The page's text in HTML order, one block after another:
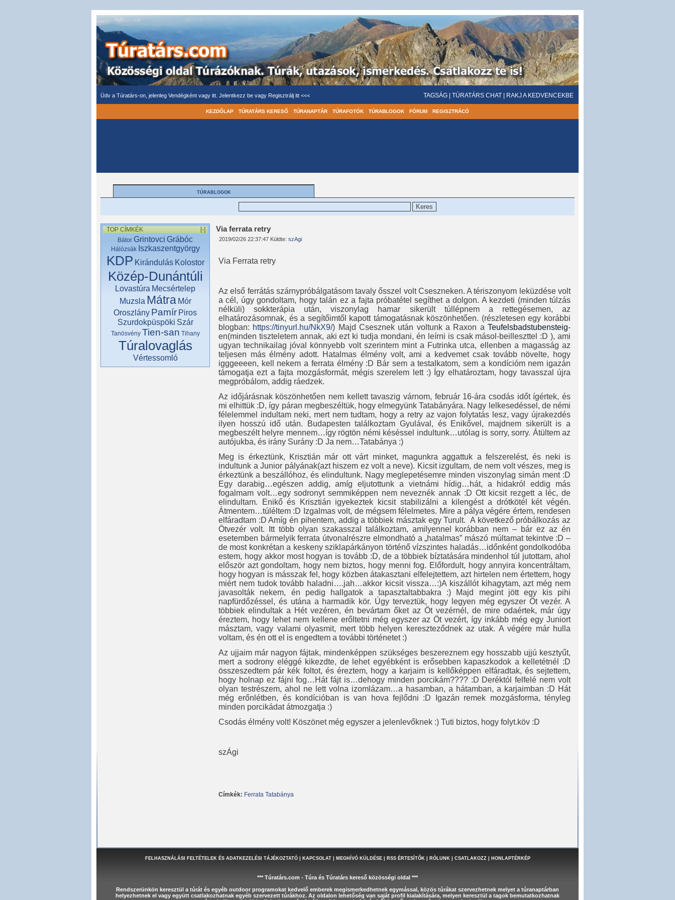
Üdv a Túratárs-on, jelenleg Vendégként vagy itt. Jelentkezz be vagy Regisztrálj itt <<< TAGSÁG TÚRATÁRS CHAT RAKJ A KEDVENCEKBE
KEZDŐLAP TÚRATÁRS KERESŐ TÚRANAPTÁR TÚRAFOTÓK TÚRABLOGOK FÓRUM REGISZTRÁCÓ
TÚRABLOGOK
TOP CÍMKÉK
[-]
Bátor Grintovci Grábóc
Hálózsák Iszkaszentgyörgy
KDP Kirándulás Kolostor
Közép-Dunántúli
Lovastúra Mecsértelep
Muzsla Mátra Mór
Oroszlány Pamír Piros
Szurdokpüspöki Szár
Tanösvény Tien-san Tihany
Túralovaglás
Vértessomló
Via ferrata retry
2019/02/26 22:37:47 Küldte: szAgi
Via Ferrata retry
Az első ferrátás szárnypróbálgatásom tavaly ősszel volt Cseszneken. A tériszonyom leküzdése volt
a cél, úgy gondoltam, hogy talán ez a fajta próbatétel segíthet a dolgon. A kezdeti (minden túlzás
nélküli) sokkterápia után, viszonylag hamar sikerült túllépnem a rettegésemen, az
elhatározásomnak, és a segítőimtől kapott támogatásnak köszönhetően. (részletesen egy korábbi
blogban: https://tinyurl.hu/NkX9/) Majd Csesznek után voltunk a Raxon aTeufelsbadstubensteig-
en(minden tiszteletem annak, aki ezt ki tudja mondani, én leírni is csak másol-beilleszttel :D ), ami
ugyan technikailag jóval könnyebb volt szerintem mint a Futrinka utca, ellenben a magasság az
teljesen más élmény adott. Hatalmas élmény volt, ami a kedvemet csak tovább növelte, hogy
igggeeeen, kell nekem a ferrata élmény :D Bár sem a testalkatom, sem a kondícióm nem igazán
támogatja ezt a fajta mozgásformát, mégis szerelem lett :) Így elhatároztam, hogy tavasszal újra
megpróbálom, addig ráedzek.
Az időjárásnak köszönhetően nem kellett tavaszig várnom, február 16-ára csodás időt ígértek, és
mi elhittük :D, így páran megbeszéltük, hogy elmegyünk Tatabányára. Nagy lelkesedéssel, de némi
félelemmel indultam neki, mert nem tudtam, hogy a retry az vajon folytatás lesz, vagy újrakezdés
ilyen hosszú idő után. Budapesten találkoztam Gyulával, és Enikővel, majdnem sikerült is a
megbeszélt helyre mennem…így rögtön némi késéssel indultunk…utólag is sorry, sorry. Átültem az
autójukba, és irány Surány :D Ja nem…Tatabánya :)
Meg is érkeztünk, Krisztián már ott várt minket, magunkra aggattuk a felszerelést, és neki is
indultunk a Junior pályának(azt hiszem ez volt a neve). Kicsit izgultam, de nem volt vészes, meg is
érkeztünk a beszállóhoz, és elindultunk. Nagy meglepetésemre minden viszonylag simán ment :D
Egy darabig…egészen addig, amíg eljutottunk a vietnámi hídig…hát, a hidakról eddig más
fogalmam volt…egy sodronyt semmiképpen nem neveznék annak :D Ott kicsit rezgett a léc, de
elindultam. Enikő és Krisztián igyekeztek kicsit stabilizálni a kilengést a drótkötél két végén.
Átmentem…túléltem :D Izgalmas volt, de mégsem félelmetes. Mire a pálya végére értem, rendesen
elfáradtam :D Amíg én pihentem, addig a többiek másztak egy Turult. A következő próbálkozás az
Ötvezér volt. Itt több olyan szakasszal találkoztam, amilyennel korábban nem – bár ez az én
esetemben bármelyik ferrata útvonalrészre elmondható a „hatalmas” mászó múltamat tekintve :D –
de most konkrétan a keskeny sziklapárkányon történő vízszintes haladás…időnként gondolkodóba
estem, hogy akkor most hogyan is tovább :D, de a többiek bíztatására mindenhol túl jutottam, ahol
először azt gondoltam, hogy nem biztos, hogy menni fog. Előfordult, hogy annyira koncentráltam,
hogy hogyan is másszak fel, hogy közben átakasztani elfelejtettem, azt hirtelen nem értettem, hogy
miért nem tudok tovább haladni….jah…akkor kicsit vissza…:)A kiszállót kihagytam, azt még nem
javasolták nekem, én pedig hallgatok a tapasztaltabbakra :) Majd megint jött egy kis pihi
napfürdőzéssel, és utána a harmadik kör. Úgy terveztük, hogy legyen még egyszer Öt vezér. A
többiek elindultak a Hét vezéren, én bevártam őket az Öt vezérnél, de mire odaértek, már úgy
éreztem, hogy lehet nem kellene erőltetni még egyszer az Öt vezért, így inkább még egy Juniort
másztam, vagy valami olyasmit, mert több helyen kereszteződnek az utak. A végére már hulla
voltam, és én ott el is engedtem a további történetet :)
Az ujjaim már nagyon fájtak, mindenképpen szükséges beszereznem egy hosszabb ujjú kesztyűt,
mert a sodrony eléggé kikezdte, de lehet egyébként is erősebben kapaszkodok a kelletétnél :D
összeszedtem pár kék foltot, és éreztem, hogy a karjaim is kellőképpen elfáradtak, és sejtettem,
hogy holnap ez fájni fog…Hát fájt is…dehogy minden porcikám???? :D Deréktól felfelé nem volt
olyan testrészem, ahol ne lett volna izomlázam…a hasamban, a hátamban, a karjaimban :D Hát
még erőnlétben, és kondícióban is van hova fejlődni :D Igazán remek mozgásforma, tényleg
minden porcikádat átmozgatja :)
Csodás élmény volt! Köszönet még egyszer a jelenlevőknek :) Tuti biztos, hogy folyt.köv :D
szÁgi
Címkék: Ferrata Tatabánya
FELHASZNÁLÁSI FELTÉTELEK ÉS ADATKEZELÉSI TÁJÉKOZTATÓ| KAPCSOLAT| MEGHÍVÓ KÜLDÉSE| RSS ÉRTESÍTŐK| RÓLUNK| CSATLAKOZZ| HONLAPTÉRKÉP
*** Túratárs.com - Túra és Túratárs kereső közösségi oldal ***
Rendszerünkön keresztül a túrát és egyéb outdoor programokat kedvelő emberek megismerkedhetnek egymással, közös túrákat szervezhetnek melyet a túranaptárban
helyezhetnek el vagy együtt csatlakozhatnak egyéb szervezett túrákhoz. Az oldalon lehetőség van saját profil kialakítására, melyen keresztül a tagok bemutatkozhatnak